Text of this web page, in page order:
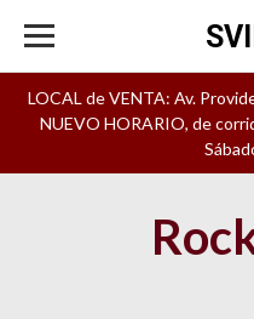
LOCAL de VENTA: Av.
NUEVO HORARIO, de